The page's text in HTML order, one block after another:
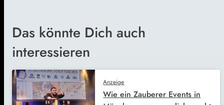
Das könnte Dich auch
interessieren
Anzeige
Wie ein Zauberer Events in